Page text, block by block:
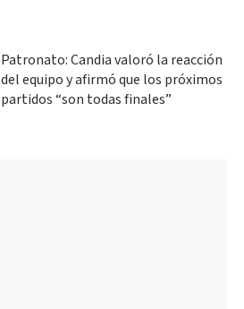
Patronato: Candia valoró la reacción
del equipo y afirmó que los próximos
partidos “son todas finales”